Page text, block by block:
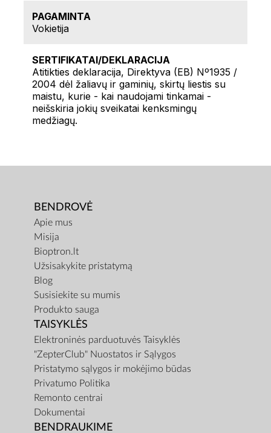
PAGAMINTA
Vokietija
SERTIFIKATAI/DEKLARACIJA
Atitikties deklaracija, Direktyva (EB) Nº1935 /
2004 dėl žaliavų ir gaminių, skirtų liestis su
maistu, kurie - kai naudojami tinkamai -
neišskiria jokių sveikatai kenksmingų
medžiagų.
BENDROVĖ
Apie mus
Misija
Bioptron.lt
Užsisakykite pristatymą
Blog
Susisiekite su mumis
Produkto sauga
TAISYKLĖS
Elektroninės parduotuvės Taisyklės
"ZepterClub" Nuostatos ir Sąlygos
Pristatymo sąlygos ir mokėjimo būdas
Privatumo Politika
Remonto centrai
Dokumentai
BENDRAUKIME